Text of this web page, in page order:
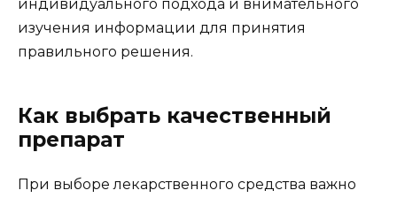
индивидуального подхода и внимательного
изучения информации для принятия
правильного решения.
Как выбрать качественный
препарат
При выборе лекарственного средства важно